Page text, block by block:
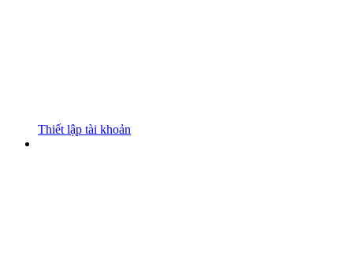
Thiết lập tài khoản